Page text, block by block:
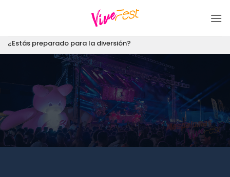
¿Estás preparado para la diversión?